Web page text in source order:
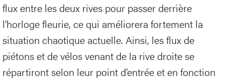
flux entre les deux rives pour passer derrière
l’horloge fleurie, ce qui améliorera fortement la
situation chaotique actuelle. Ainsi, les flux de
piétons et de vélos venant de la rive droite se
répartiront selon leur point d’entrée et en fonction